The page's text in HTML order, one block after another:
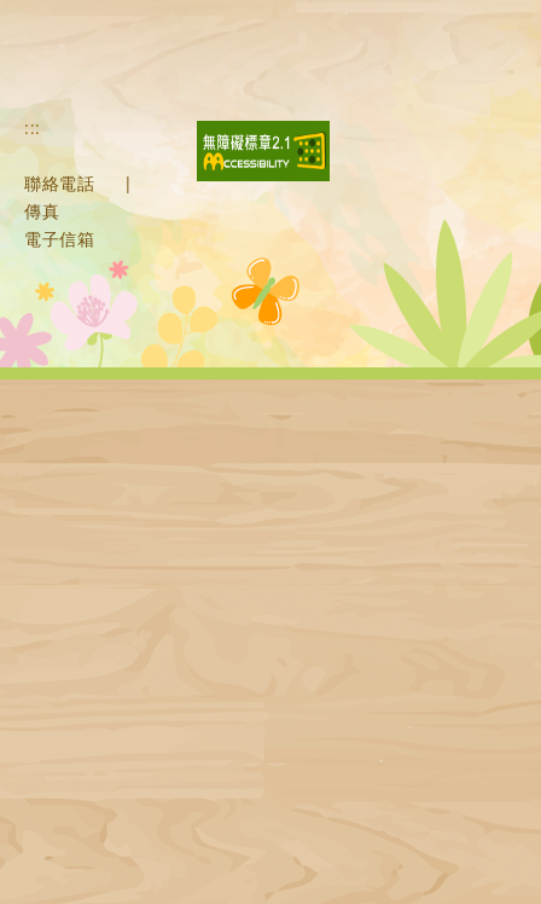
:::
聯絡電話
|
傳真
電子信箱